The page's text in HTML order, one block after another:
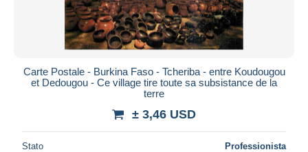
Carte Postale - Burkina Faso - Tcheriba - entre Koudougou
et Dedougou - Ce village tire toute sa subsistance de la
terre
± 3,46 USD
Stato Professionista